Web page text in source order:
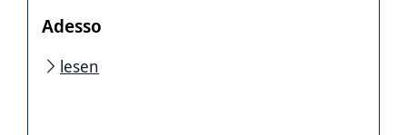
Adesso
lesen